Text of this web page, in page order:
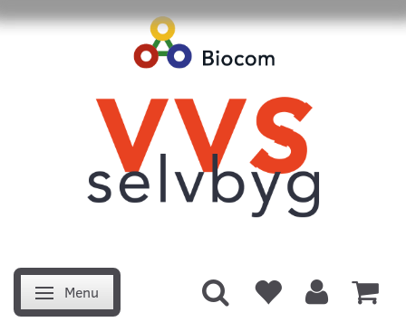
Skifte navigation
Menu